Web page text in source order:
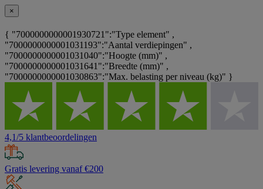
×
{ "7000000000001930721":"Type element" ,
"7000000000001031193":"Aantal verdiepingen" ,
"7000000000001031040":"Hoogte (mm)" ,
"7000000000001031641":"Breedte (mm)" ,
"7000000000001030863":"Max. belasting per niveau (kg)" }
4,1/5 klantbeoordelingen
Gratis levering vanaf €200